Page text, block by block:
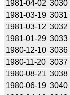
1981-04-02 3030
1981-03-19 3031
1981-03-12 3032
1981-01-29 3033
1980-12-10 3036
1980-11-20 3037
1980-08-21 3038
1980-06-19 3040